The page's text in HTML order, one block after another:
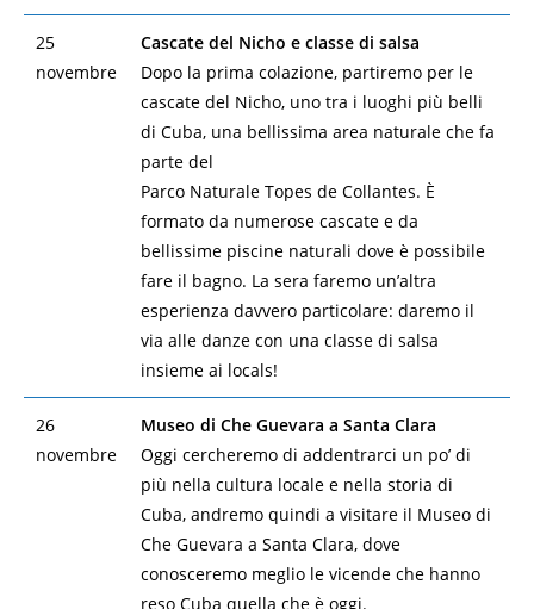
25
novembre
Cascate del Nicho e classe di salsa
Dopo la prima colazione, partiremo per le
cascate del Nicho, uno tra i luoghi più belli
di Cuba, una bellissima area naturale che fa
parte del
Parco Naturale Topes de Collantes. È
formato da numerose cascate e da
bellissime piscine naturali dove è possibile
fare il bagno. La sera faremo un’altra
esperienza davvero particolare: daremo il
via alle danze con una classe di salsa
insieme ai locals!
26
novembre
Museo di Che Guevara a Santa Clara
Oggi cercheremo di addentrarci un po’ di
più nella cultura locale e nella storia di
Cuba, andremo quindi a visitare il Museo di
Che Guevara a Santa Clara, dove
conosceremo meglio le vicende che hanno
reso Cuba quella che è oggi.